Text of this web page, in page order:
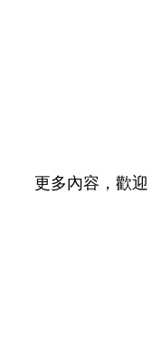
更多內容，歡迎